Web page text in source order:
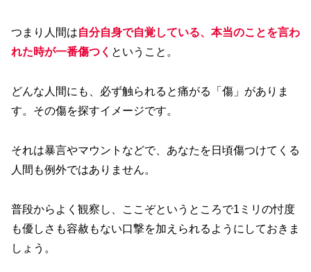
つまり人間は自分自身で自覚している、本当のことを言わ
れた時が一番傷つく ということ。
どんな人間にも、必ず触られると痛がる「傷」がありま
す。その傷を探すイメージです。
それは暴言やマウントなどで、あなたを日頃傷つけてくる
人間も例外ではありません。
普段からよく観察し、ここぞというところで1ミリの忖度
も優しさも容赦もない口撃を加えられるようにしておきま
しょう。